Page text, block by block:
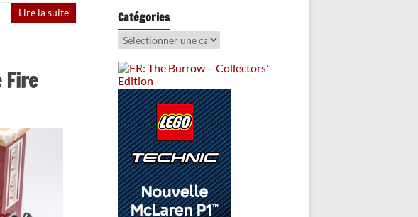
Lire la suite
Fire
Catégories
Catégories